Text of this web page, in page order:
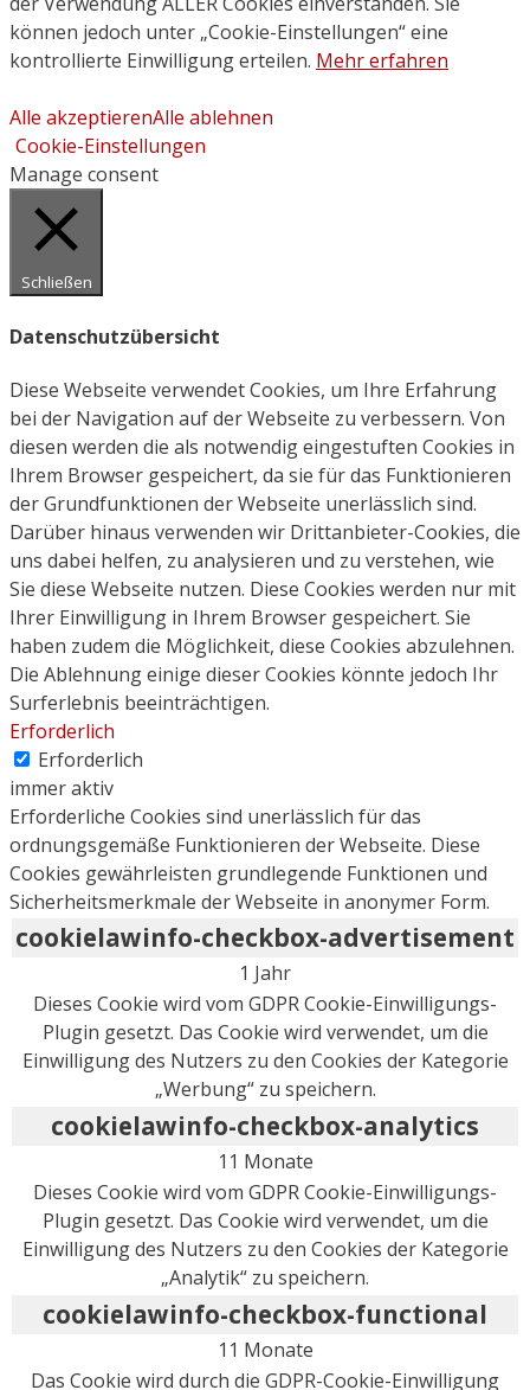
können jedoch unter „Cookie-Einstellungen“ eine
kontrollierte Einwilligung erteilen. Mehr erfahren
Alle akzeptierenAlle ablehnen
Cookie-Einstellungen
Manage consent
Schließen
Datenschutzübersicht
Diese Webseite verwendet Cookies, um Ihre Erfahrung
bei der Navigation auf der Webseite zu verbessern. Von
diesen werden die als notwendig eingestuften Cookies in
Ihrem Browser gespeichert, da sie für das Funktionieren
der Grundfunktionen der Webseite unerlässlich sind.
Darüber hinaus verwenden wir Drittanbieter-Cookies, die
uns dabei helfen, zu analysieren und zu verstehen, wie
Sie diese Webseite nutzen. Diese Cookies werden nur mit
Ihrer Einwilligung in Ihrem Browser gespeichert. Sie
haben zudem die Möglichkeit, diese Cookies abzulehnen.
Die Ablehnung einige dieser Cookies könnte jedoch Ihr
Surferlebnis beeinträchtigen.
Erforderlich
Erforderlich
immer aktiv
Erforderliche Cookies sind unerlässlich für das
ordnungsgemäße Funktionieren der Webseite. Diese
Cookies gewährleisten grundlegende Funktionen und
Sicherheitsmerkmale der Webseite in anonymer Form.
cookielawinfo-checkbox-advertisement
1 Jahr
Dieses Cookie wird vom GDPR Cookie-Einwilligungs-
Plugin gesetzt. Das Cookie wird verwendet, um die
Einwilligung des Nutzers zu den Cookies der Kategorie
„Werbung“ zu speichern.
cookielawinfo-checkbox-analytics
11 Monate
Dieses Cookie wird vom GDPR Cookie-Einwilligungs-
Plugin gesetzt. Das Cookie wird verwendet, um die
Einwilligung des Nutzers zu den Cookies der Kategorie
„Analytik“ zu speichern.
cookielawinfo-checkbox-functional
11 Monate
Das Cookie wird durch die GDPR-Cookie-Einwilligung